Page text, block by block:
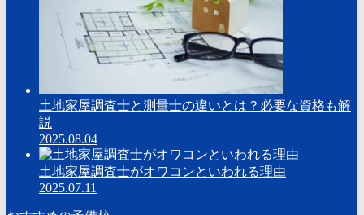
土地家屋調査士と測量士の違いとは？必要な資格も解
説
2025.08.04
土地家屋調査士がオワコンといわれる理由
2025.07.11